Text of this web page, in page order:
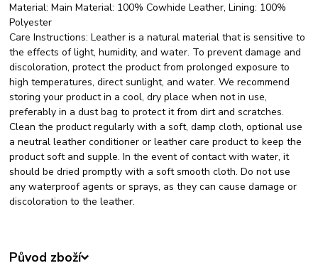
Material:Main Material: 100% Cowhide Leather, Lining: 100%
Polyester
Care Instructions:Leather is a natural material that is sensitive to
the effects of light, humidity, and water. To prevent damage and
discoloration, protect the product from prolonged exposure to
high temperatures, direct sunlight, and water. We recommend
storing your product in a cool, dry place when not in use,
preferably in a dust bag to protect it from dirt and scratches.
Clean the product regularly with a soft, damp cloth, optional use
a neutral leather conditioner or leather care product to keep the
product soft and supple. In the event of contact with water, it
should be dried promptly with a soft smooth cloth. Do not use
any waterproof agents or sprays, as they can cause damage or
discoloration to the leather.
Původ zboží